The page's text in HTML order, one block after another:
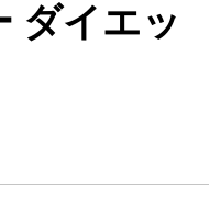
ダイエッ